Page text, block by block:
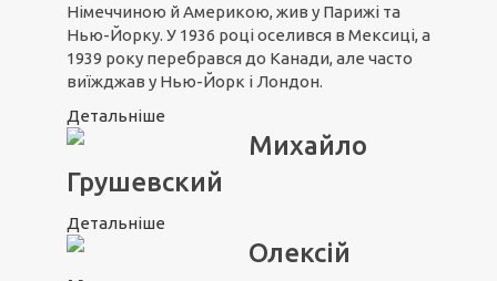
Німеччиною й Америкою, жив у Парижі та
Нью-Йорку. У 1936 році оселився в Мексиці, а
1939 року перебрався до Канади, але часто
виїжджав у Нью-Йорк і Лондон.
Детальніше
Михайло
Грушевский
Детальніше
Олексій